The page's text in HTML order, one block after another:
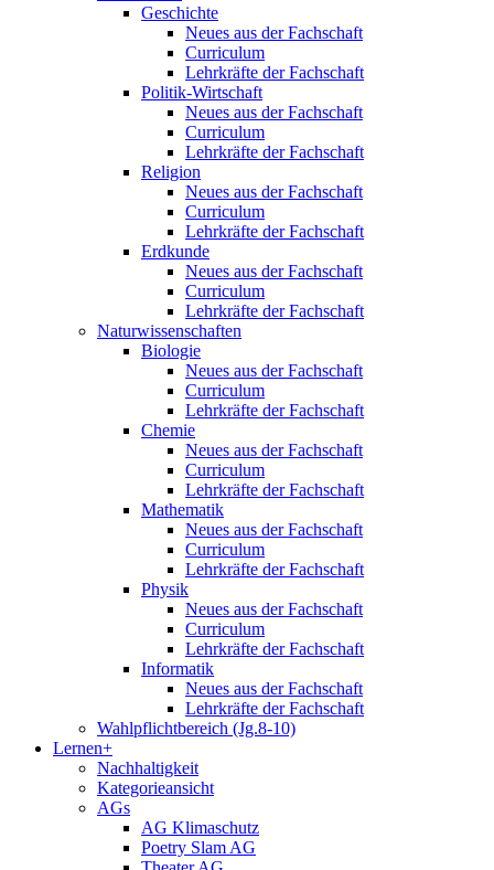
Geschichte
Neues aus der Fachschaft
Curriculum
Lehrkräfte der Fachschaft
Politik-Wirtschaft
Neues aus der Fachschaft
Curriculum
Lehrkräfte der Fachschaft
Religion
Neues aus der Fachschaft
Curriculum
Lehrkräfte der Fachschaft
Erdkunde
Neues aus der Fachschaft
Curriculum
Lehrkräfte der Fachschaft
Naturwissenschaften
Biologie
Neues aus der Fachschaft
Curriculum
Lehrkräfte der Fachschaft
Chemie
Neues aus der Fachschaft
Curriculum
Lehrkräfte der Fachschaft
Mathematik
Neues aus der Fachschaft
Curriculum
Lehrkräfte der Fachschaft
Physik
Neues aus der Fachschaft
Curriculum
Lehrkräfte der Fachschaft
Informatik
Neues aus der Fachschaft
Lehrkräfte der Fachschaft
Wahlpflichtbereich (Jg.8-10)
Lernen+
Nachhaltigkeit
Kategorieansicht
AGs
AG Klimaschutz
Poetry Slam AG